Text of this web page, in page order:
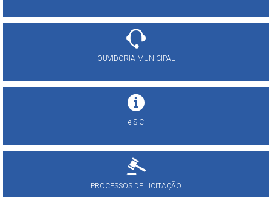
OUVIDORIA MUNICIPAL
e-SIC
PROCESSOS DE LICITAÇÃO